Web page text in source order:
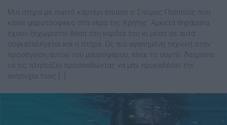
Μια στήρα με συρτό καρτέρι έπιασε ο Σπύρος Παππούς που
κάνει ψαροτούφεκο στα νερά της Κρήτης. Αρκετά θηράματα
έχουν ξεχωριστεί θέση στη καρδιά του κι μέσα σε αυτά
συγκαταλέγεται και η στήρα. Ως πιο αγαπημένη τεχνική στην
προσέγγιση αυτού του μαυρόψαρου, είναι το συρτό. Λατρεύει
να τις πλησιάζει προσπαθώντας να μην προκαλέσει την
ανησυχία τους […]